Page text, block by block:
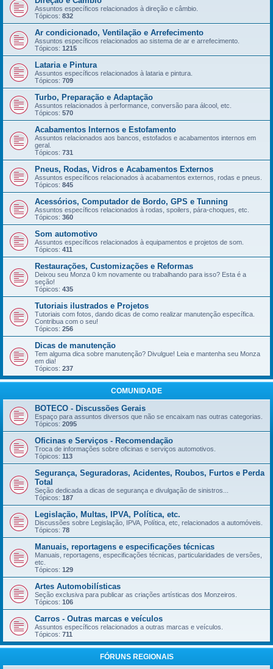
Assuntos específicos relacionados à direção e câmbio.
Tópicos: 832
Ar condicionado, Ventilação e Arrefecimento
Assuntos específicos relacionados ao sistema de ar e arrefecimento.
Tópicos: 1215
Lataria e Pintura
Assuntos específicos relacionados à lataria e pintura.
Tópicos: 709
Turbo, Preparação e Adaptação
Assuntos relacionados à performance, conversão para álcool, etc.
Tópicos: 570
Acabamentos Internos e Estofamento
Assuntos relacionados aos bancos, estofados e acabamentos internos em
geral.
Tópicos: 731
Pneus, Rodas, Vidros e Acabamentos Externos
Assuntos específicos relacionados à acabamentos externos, rodas e pneus.
Tópicos: 845
Acessórios, Computador de Bordo, GPS e Tunning
Assuntos específicos relacionados à rodas, spoilers, pára-choques, etc.
Tópicos: 360
Som automotivo
Assuntos específicos relacionados à equipamentos e projetos de som.
Tópicos: 411
Restaurações, Customizações e Reformas
Deixou seu Monza 0 km novamente ou trabalhando para isso? Esta é a
seção!
Tópicos: 435
Tutoriais ilustrados e Projetos
Tutoriais com fotos, dando dicas de como realizar manutenção específica.
Contribua com o seu!
Tópicos: 256
Dicas de manutenção
Tem alguma dica sobre manutenção? Divulgue! Leia e mantenha seu Monza
em dia!
Tópicos: 237
COMUNIDADE
BOTECO - Discussões Gerais
Espaço para assuntos diversos que não se encaixam nas outras categorias.
Tópicos: 2095
Oficinas e Serviços - Recomendação
Troca de informações sobre oficinas e serviços automotivos.
Tópicos: 113
Segurança, Seguradoras, Acidentes, Roubos, Furtos e Perda
Total
Seção dedicada a dicas de segurança e divulgação de sinistros...
Tópicos: 187
Legislação, Multas, IPVA, Política, etc.
Discussões sobre Legislação, IPVA, Política, etc, relacionados a automóveis.
Tópicos: 78
Manuais, reportagens e especificações técnicas
Manuais, reportagens, especificações técnicas, particularidades de versões,
etc.
Tópicos: 129
Artes Automobilísticas
Seção exclusiva para publicar as criações artísticas dos Monzeiros.
Tópicos: 106
Carros - Outras marcas e veículos
Assuntos específicos relacionados a outras marcas e veículos.
Tópicos: 711
FÓRUNS REGIONAIS